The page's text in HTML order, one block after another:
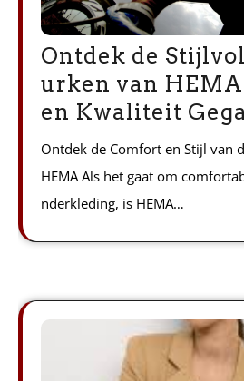
Ontdek de
urken van
en Kwaliteit
Ontdek de Comfort en Stijl van
HEMA Als het gaat om
nderkleding, is HEMA…